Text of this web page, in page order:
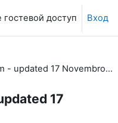
доступ Вход
Nota de Viagem - updated 17 Novembro 2023
17